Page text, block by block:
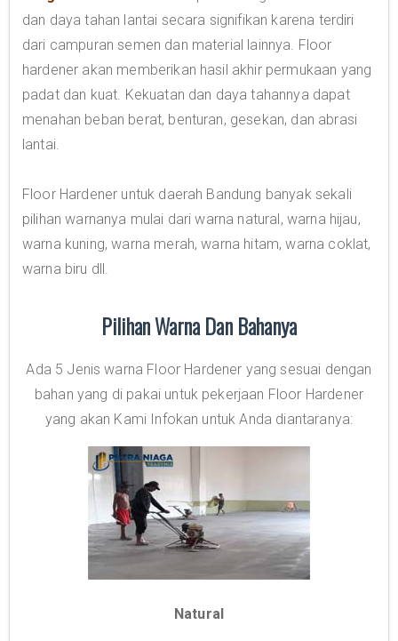
dan daya tahan lantai secara signifikan karena terdiri
dari campuran semen dan material lainnya. Floor
hardener akan memberikan hasil akhir permukaan yang
padat dan kuat. Kekuatan dan daya tahannya dapat
menahan beban berat, benturan, gesekan, dan abrasi
lantai.
Floor Hardener untuk daerah Bandung banyak sekali
pilihan warnanya mulai dari warna natural, warna hijau,
warna kuning, warna merah, warna hitam, warna coklat,
warna biru dll.
Pilihan Warna Dan Bahanya
Ada 5 Jenis warna Floor Hardener yang sesuai dengan
bahan yang di pakai untuk pekerjaan Floor Hardener
yang akan Kami Infokan untuk Anda diantaranya:
Natural